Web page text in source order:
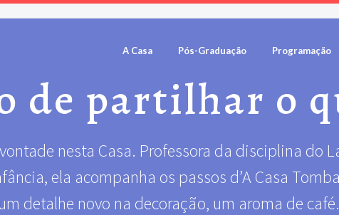
A Casa Pós-Graduação Programação
de partilhar o
nesta Casa. Professora da disciplina do
ela acompanha os passos d’A Casa
detalhe novo na decoração, um aroma de